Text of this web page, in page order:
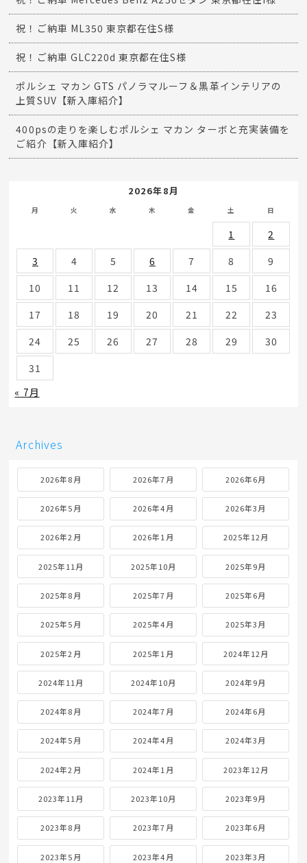
祝！ご納車 ML350 東京都在住S様
祝！ご納車 GLC220d 東京都在住S様
ポルシェ マカン GTS パノラマルーフ＆黒革インテリアの
上質SUV【新入庫紹介】
400psの走りを楽しむポルシェ マカン ターボと充実装備を
ご紹介【新入庫紹介】
2026年8月
月 火 水 木 金 土 日
1
2
3
4 5 6 7 8
9
10
11 12 13 14 15
16
17
18 19 20 21 22
23
24
25 26 27 28 29
30
31
« 7月
Archives
2026年8月 2026年7月 2026年6月
2026年5月 2026年4月 2026年3月
2026年2月 2026年1月 2025年12月
2025年11月 2025年10月 2025年9月
2025年8月 2025年7月 2025年6月
2025年5月 2025年4月 2025年3月
2025年2月 2025年1月 2024年12月
2024年11月 2024年10月 2024年9月
2024年8月 2024年7月 2024年6月
2024年5月 2024年4月 2024年3月
2024年2月 2024年1月 2023年12月
2023年11月 2023年10月 2023年9月
2023年8月 2023年7月 2023年6月
2023年5月 2023年4月 2023年3月